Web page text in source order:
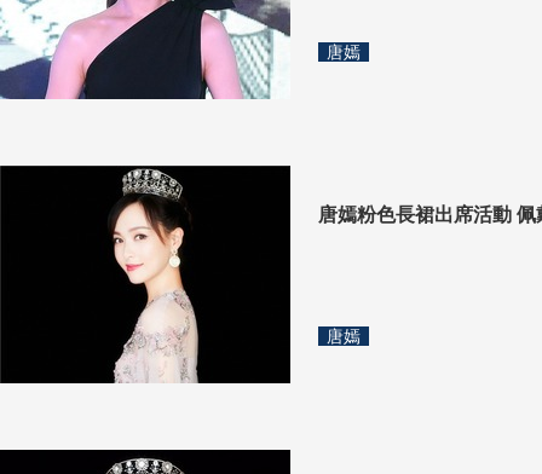
唐嫣
唐嫣粉色長裙出席活動
唐嫣